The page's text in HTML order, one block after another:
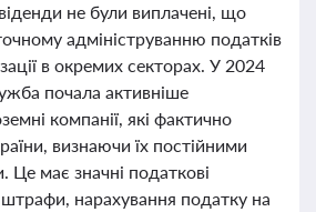
не були виплачені, що
адмініструванню податків
в окремих секторах. У 2024
почала активніше
компанії, які фактично
визнаючи їх постійними
Це має значні податкові
нарахування податку на